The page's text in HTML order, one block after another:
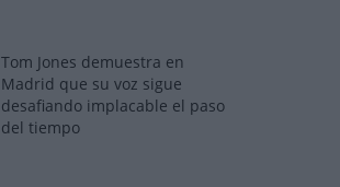
Tom Jones demuestra en
Madrid que su voz sigue
desafiando implacable el paso
del tiempo